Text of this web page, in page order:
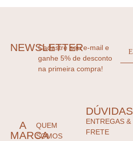
NEWSLETTER
Cadastre seu e-mail e
ganhe 5% de desconto
na primeira compra!
A
MARCA
QUEM
SOMOS
DÚVIDAS
ENTREGAS &
FRETE